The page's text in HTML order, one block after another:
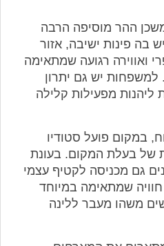
ההר מוסיפה הרבה
בה פינות ישיבה, אזור
ואווירה רגועה שמתאימה
למשפחות יש גם יתרון
ליהנות מפעילות קלילה
במקום פועל סטודיו
של בעלת המקום. בעונת
גם מכניסה לקטיף עצמי
חוויה שמתאימה במיוחד
משהו מעבר ללינה